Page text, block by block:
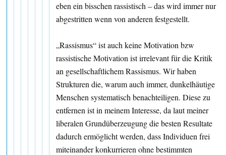
eben ein bisschen rassistisch – das wird immer nur
abgestritten wenn von anderen festgestellt.
„Rassismus“ ist auch keine Motivation bzw
rassistische Motivation ist irrelevant für die Kritik
an gesellschaftlichem Rassismus. Wir haben
Strukturen die, warum auch immer, dunkelhäutige
Menschen systematisch benachteiligen. Diese zu
entfernen ist in meinem Interesse, da laut meiner
liberalen Grundüberzeugung die besten Resultate
dadurch ermöglicht werden, dass Individuen frei
miteinander konkurrieren ohne bestimmten